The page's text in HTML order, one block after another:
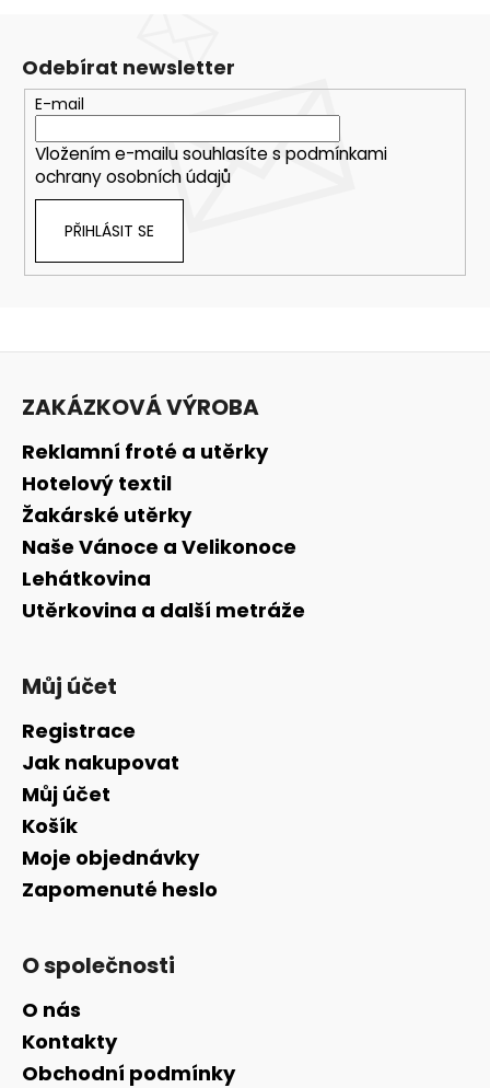
Odebírat newsletter
E-mail
Vložením e-mailu souhlasíte s podmínkami
ochrany osobních údajů
PŘIHLÁSIT SE
ZAKÁZKOVÁ VÝROBA
Reklamní froté a utěrky
Hotelový textil
Žakárské utěrky
Naše Vánoce a Velikonoce
Lehátkovina
Utěrkovina a další metráže
Můj účet
Registrace
Jak nakupovat
Můj účet
Košík
Moje objednávky
Zapomenuté heslo
O společnosti
O nás
Kontakty
Obchodní podmínky